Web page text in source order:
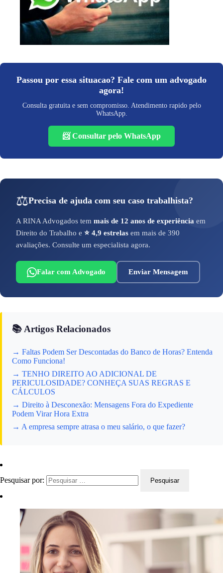
Passou por essa situacao? Fale com um advogado
agora!
Consulta gratuita e sem compromisso. Atendimento rapido pelo
WhatsApp.
📨 Consultar pelo WhatsApp
⚖️Precisa de ajuda com seu caso trabalhista?
A RINA Advogados tem mais de 12 anos de experiência em
Direito do Trabalho e ⭐ 4,9 estrelas em mais de 390
avaliações. Consulte um especialista agora.
Falar com Advogado Enviar Mensagem
📚 Artigos Relacionados
→ Faltas Podem Ser Descontadas do Banco de Horas? Entenda
Como Funciona!
→ TENHO DIREITO AO ADICIONAL DE
PERICULOSIDADE? CONHEÇA SUAS REGRAS E
CÁLCULOS
→ Direito à Desconexão: Mensagens Fora do Expediente
Podem Virar Hora Extra
→ A empresa sempre atrasa o meu salário, o que fazer?
Pesquisar por: